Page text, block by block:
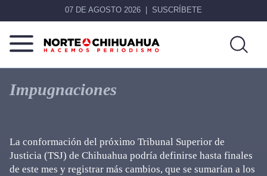
07 DE AGOSTO 2026 SUSCRÍBETE
Norte
Chihuahua
Más
que
noticias,
Impugnaciones
La conformación del próximo Tribunal Superior de
Justicia (TSJ) de Chihuahua podría definirse hasta finales
de este mes y registrar más cambios, que se sumarían a los